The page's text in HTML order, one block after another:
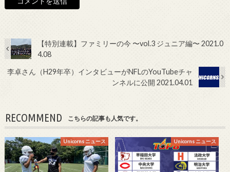
【特別連載】ファミリーの今 〜vol.3 ジュニア編〜 2021.0
4.08
李卓さん（H29年卒）インタビューがNFLのYouTubeチャ
ンネルに公開 2021.04.01
RECOMMEND こちらの記事も人気です。
Unicorns ニュース Unicorns ニュース